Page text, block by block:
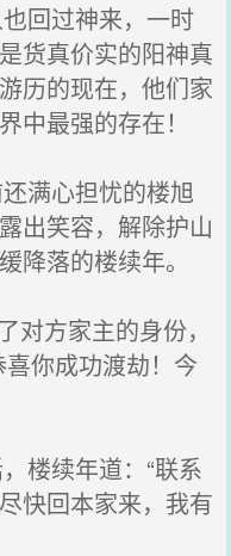
回过神来，一时
货真价实的阳神真
历的现在，他们家
中最强的存在！
满心担忧的楼旭
出笑容，解除护山
降落的楼续年。
对方家主的身份，
你成功渡劫！今
楼续年道：“联系
快回本家来，我有